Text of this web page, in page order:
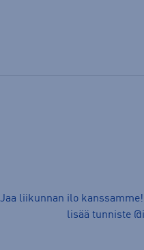
Jaa liikunnan ilo
lisää tunniste